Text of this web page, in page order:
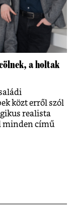
a holtak
közt erről szól
realista
minden című